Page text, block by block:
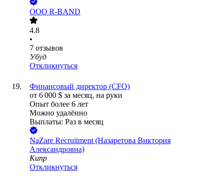
ООО R-BAND
4.8
•
7 отзывов
Убуд
Откликнуться
Финансовый директор (CFO)
от 6 000 $ за месяц, на руки
Опыт более 6 лет
Можно удалённо
Выплаты: Раз в месяц
NaZare Recruitment (Назаретова Виктория
Александровна)
Кипр
Откликнуться